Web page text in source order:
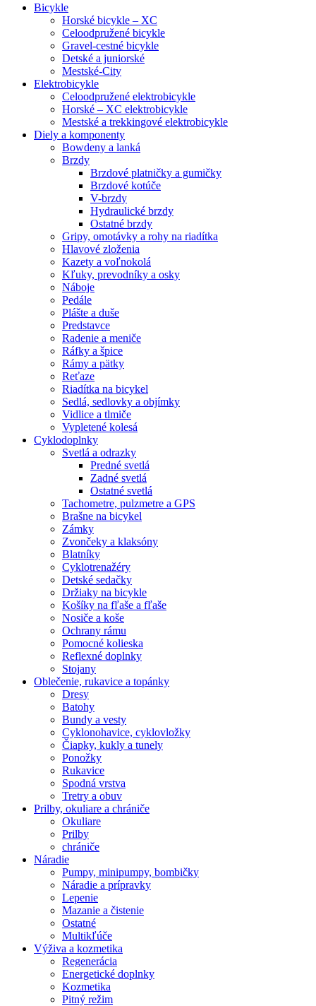
Bicykle
Horské bicykle – XC
Celoodpružené bicykle
Gravel-cestné bicykle
Detské a juniorské
Mestské-City
Elektrobicykle
Celoodpružené elektrobicykle
Horské – XC elektrobicykle
Mestské a trekkingové elektrobicykle
Diely a komponenty
Bowdeny a lanká
Brzdy
Brzdové platničky a gumičky
Brzdové kotúče
V-brzdy
Hydraulické brzdy
Ostatné brzdy
Gripy, omotávky a rohy na riadítka
Hlavové zloženia
Kazety a voľnokolá
Kľuky, prevodníky a osky
Náboje
Pedále
Plášte a duše
Predstavce
Radenie a meniče
Ráfky a špice
Rámy a pätky
Reťaze
Riadítka na bicykel
Sedlá, sedlovky a objímky
Vidlice a tlmiče
Vypletené kolesá
Cyklodoplnky
Svetlá a odrazky
Predné svetlá
Zadné svetlá
Ostatné svetlá
Tachometre, pulzmetre a GPS
Brašne na bicykel
Zámky
Zvončeky a klaksóny
Blatníky
Cyklotrenažéry
Detské sedačky
Držiaky na bicykle
Košíky na fľaše a fľaše
Nosiče a koše
Ochrany rámu
Pomocné kolieska
Reflexné doplnky
Stojany
Oblečenie, rukavice a topánky
Dresy
Batohy
Bundy a vesty
Cyklonohavice, cyklovložky
Čiapky, kukly a tunely
Ponožky
Rukavice
Spodná vrstva
Tretry a obuv
Prilby, okuliare a chrániče
Okuliare
Prilby
chrániče
Náradie
Pumpy, minipumpy, bombičky
Náradie a prípravky
Lepenie
Mazanie a čistenie
Ostatné
Multikľúče
Výživa a kozmetika
Regenerácia
Energetické doplnky
Kozmetika
Pitný režim